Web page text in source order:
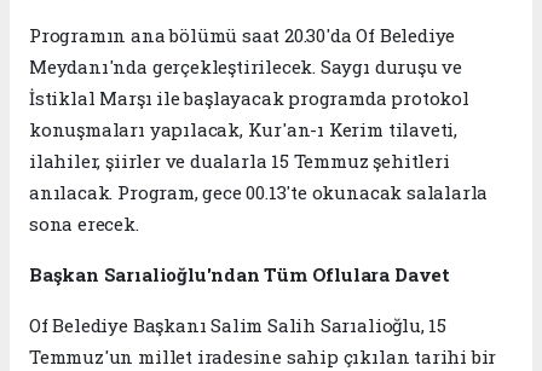
Programın ana bölümü saat 20.30'da Of Belediye
Meydanı'nda gerçekleştirilecek. Saygı duruşu ve
İstiklal Marşı ile başlayacak programda protokol
konuşmaları yapılacak, Kur'an-ı Kerim tilaveti,
ilahiler, şiirler ve dualarla 15 Temmuz şehitleri
anılacak. Program, gece 00.13'te okunacak salalarla
sona erecek.
Başkan Sarıalioğlu'ndan Tüm Oflulara Davet
Of Belediye Başkanı Salim Salih Sarıalioğlu, 15
Temmuz'un millet iradesine sahip çıkılan tarihi bir